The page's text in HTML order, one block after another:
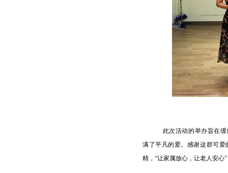
此次活动的举办旨在
满了平凡的爱。感谢这群可
精，“让家属放心，让老人安心